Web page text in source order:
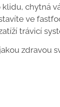
chytná
ve
trávicí
zdravou